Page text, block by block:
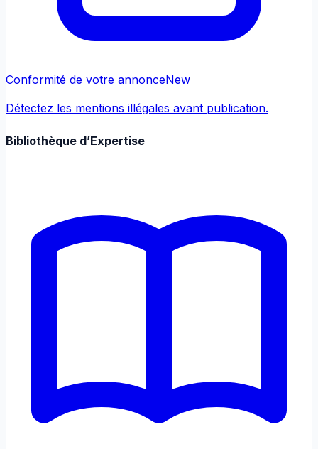
Conformité de votre annonceNew
Détectez les mentions illégales avant publication.
Bibliothèque d’Expertise